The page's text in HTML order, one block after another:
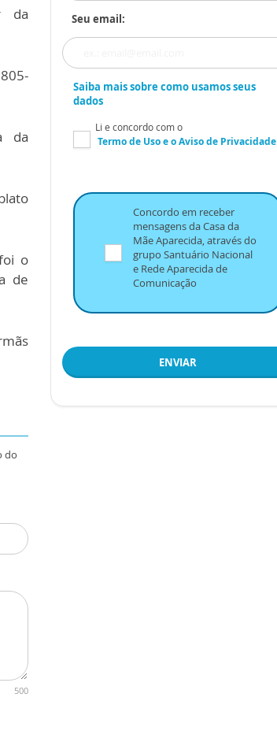
da
da
o
de
do
500
Seu email:
Saiba mais sobre como usamos seus
dados
Li e concordo com o
Termo de Usoe oAviso de Privacidade
Concordo em receber
mensagens da Casa da
Mãe Aparecida, através do
grupo Santuário Nacional
e Rede Aparecida de
Comunicação
ENVIAR